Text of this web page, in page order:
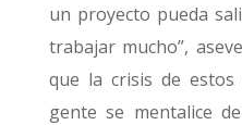
un proyecto pueda
trabajar mucho”,
que la crisis de estos
gente se mentalice